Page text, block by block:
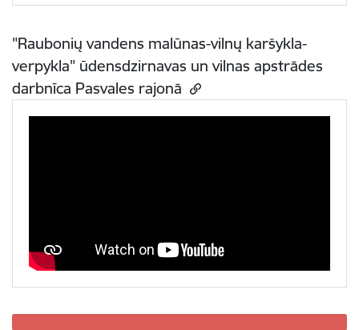
"Raubonių vandens malūnas-vilnų karšykla-
verpykla" ūdensdzirnavas un vilnas apstrādes
darbnīca Pasvales rajonā